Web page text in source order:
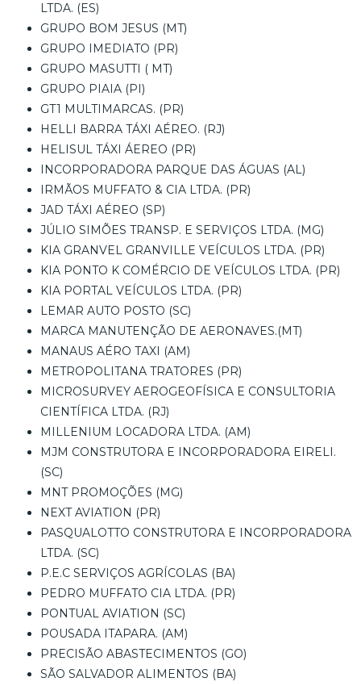
LTDA. (ES)
GRUPO BOM JESUS (MT)
GRUPO IMEDIATO (PR)
GRUPO MASUTTI ( MT)
GRUPO PIAIA (PI)
GT1 MULTIMARCAS. (PR)
HELLI BARRA TÁXI AÉREO. (RJ)
HELISUL TÁXI ÁEREO (PR)
INCORPORADORA PARQUE DAS ÁGUAS (AL)
IRMÃOS MUFFATO & CIA LTDA. (PR)
JAD TÁXI AÉREO (SP)
JÚLIO SIMÕES TRANSP. E SERVIÇOS LTDA. (MG)
KIA GRANVEL GRANVILLE VEÍCULOS LTDA. (PR)
KIA PONTO K COMÉRCIO DE VEÍCULOS LTDA. (PR)
KIA PORTAL VEÍCULOS LTDA. (PR)
LEMAR AUTO POSTO (SC)
MARCA MANUTENÇÃO DE AERONAVES.(MT)
MANAUS AÉRO TAXI (AM)
METROPOLITANA TRATORES (PR)
MICROSURVEY AEROGEOFÍSICA E CONSULTORIA
CIENTÍFICA LTDA. (RJ)
MILLENIUM LOCADORA LTDA. (AM)
MJM CONSTRUTORA E INCORPORADORA EIRELI.
(SC)
MNT PROMOÇÕES (MG)
NEXT AVIATION (PR)
PASQUALOTTO CONSTRUTORA E INCORPORADORA
LTDA. (SC)
P.E.C SERVIÇOS AGRÍCOLAS (BA)
PEDRO MUFFATO CIA LTDA. (PR)
PONTUAL AVIATION (SC)
POUSADA ITAPARA. (AM)
PRECISÃO ABASTECIMENTOS (GO)
SÃO SALVADOR ALIMENTOS (BA)